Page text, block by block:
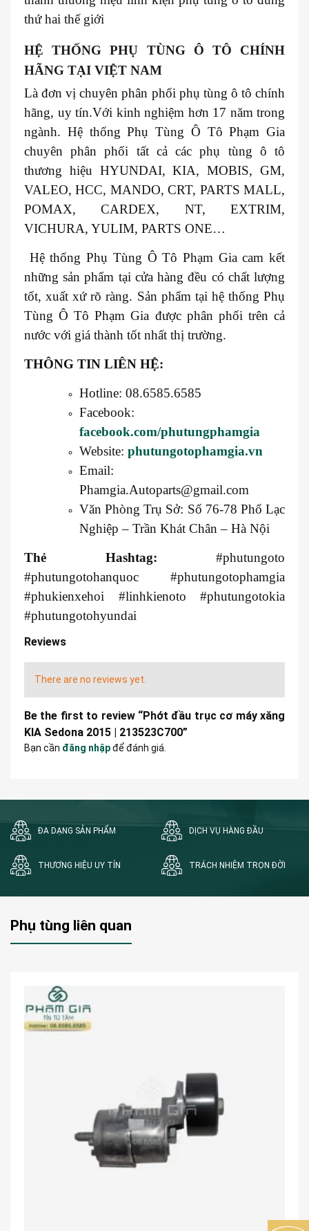
thứ hai thế giới
HỆ THỐNG PHỤ TÙNG Ô TÔ CHÍNH
HÃNG TẠI VIỆT NAM
Là đơn vị chuyên phân phối phụ tùng ô tô chính
hãng, uy tín.Với kinh nghiệm hơn 17 năm trong
ngành. Hệ thống Phụ Tùng Ô Tô Phạm Gia
chuyên phân phối tất cả các phụ tùng ô tô
thương hiệu HYUNDAI, KIA, MOBIS, GM,
VALEO, HCC, MANDO, CRT, PARTS MALL,
POMAX, CARDEX, NT, EXTRIM,
VICHURA, YULIM, PARTS ONE…
Hệ thống Phụ Tùng Ô Tô Phạm Gia cam kết
những sản phẩm tại cửa hàng đều có chất lượng
tốt, xuất xứ rõ ràng. Sản phẩm tại hệ thống Phụ
Tùng Ô Tô Phạm Gia được phân phối trên cả
nước với giá thành tốt nhất thị trường.
THÔNG TIN LIÊN HỆ:
Hotline: 08.6585.6585
Facebook:
facebook.com/phutungphamgia
Website: phutungotophamgia.vn
Email:
Phamgia.Autoparts@gmail.com
Văn Phòng Trụ Sở: Số 76-78 Phố Lạc
Nghiệp – Trần Khát Chân – Hà Nội
Thẻ Hashtag: #phutungoto
#phutungotohanquoc #phutungotophamgia
#phukienxehoi #linhkienoto #phutungotokia
#phutungotohyundai
Reviews
There are no reviews yet.
Be the first to review “Phớt đầu trục cơ máy xăng
KIA Sedona 2015 | 213523C700”
Bạn cần đăng nhậpđể đánh giá.
ĐA DẠNG SẢN PHẨM DỊCH VỤ HÀNG ĐẦU
THƯƠNG HIỆU UY TÍN TRÁCH NHIỆM TRỌN ĐỜI
Phụ tùng liên quan